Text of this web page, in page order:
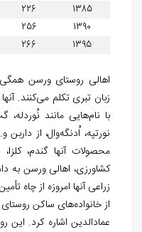
1385
226
1390
256
1395
266
اهالی روستای ورسن
با نام‌هایی مانند نُوردله،
نورتپه، اُدنگه‌وال، از
محصولات آنها گندم،
کشاورزی، اهالی ورسن به
زراعی آنها امروزه از چاه
از خانواده‌های ساکن
عمادالدین اشاره کرد. این